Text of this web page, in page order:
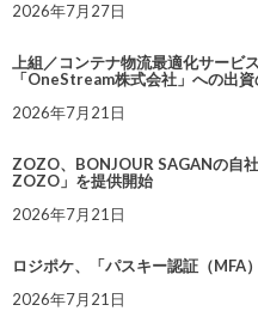
2026年7月27日
上組／コンテナ物流最適化サービ
「OneStream株式会社」への出
2026年7月21日
ZOZO、BONJOUR SAGANの自
ZOZO」を提供開始
2026年7月21日
ロジポケ、「パスキー認証（MFA
2026年7月21日